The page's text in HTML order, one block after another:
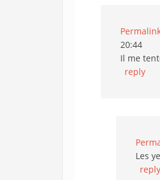
20:44
Il me
reply
Les
reply